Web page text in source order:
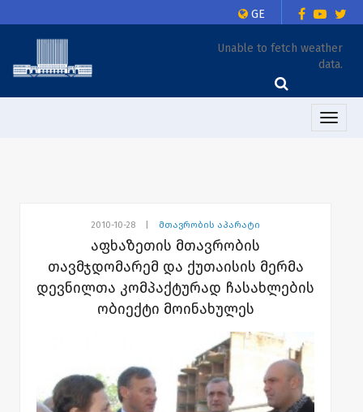
GE
Unable to fetch weather
data.
Toggle
2010-10-28 მთავრობის აპარატი
აფხაზეთის მთავრობის
თავმჯდომარემ და ქუთაისის მერმა
დევნილთა კომპაქტურად ჩასახლების
ობიექტი მოინახულეს